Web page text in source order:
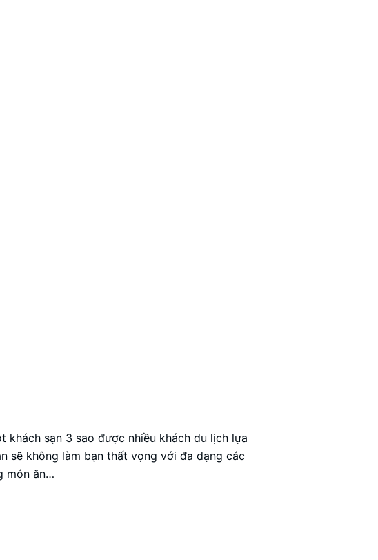
khách sạn 3 sao được nhiều khách du lịch lựa
sẽ không làm bạn thất vọng với đa dạng các
món ăn…